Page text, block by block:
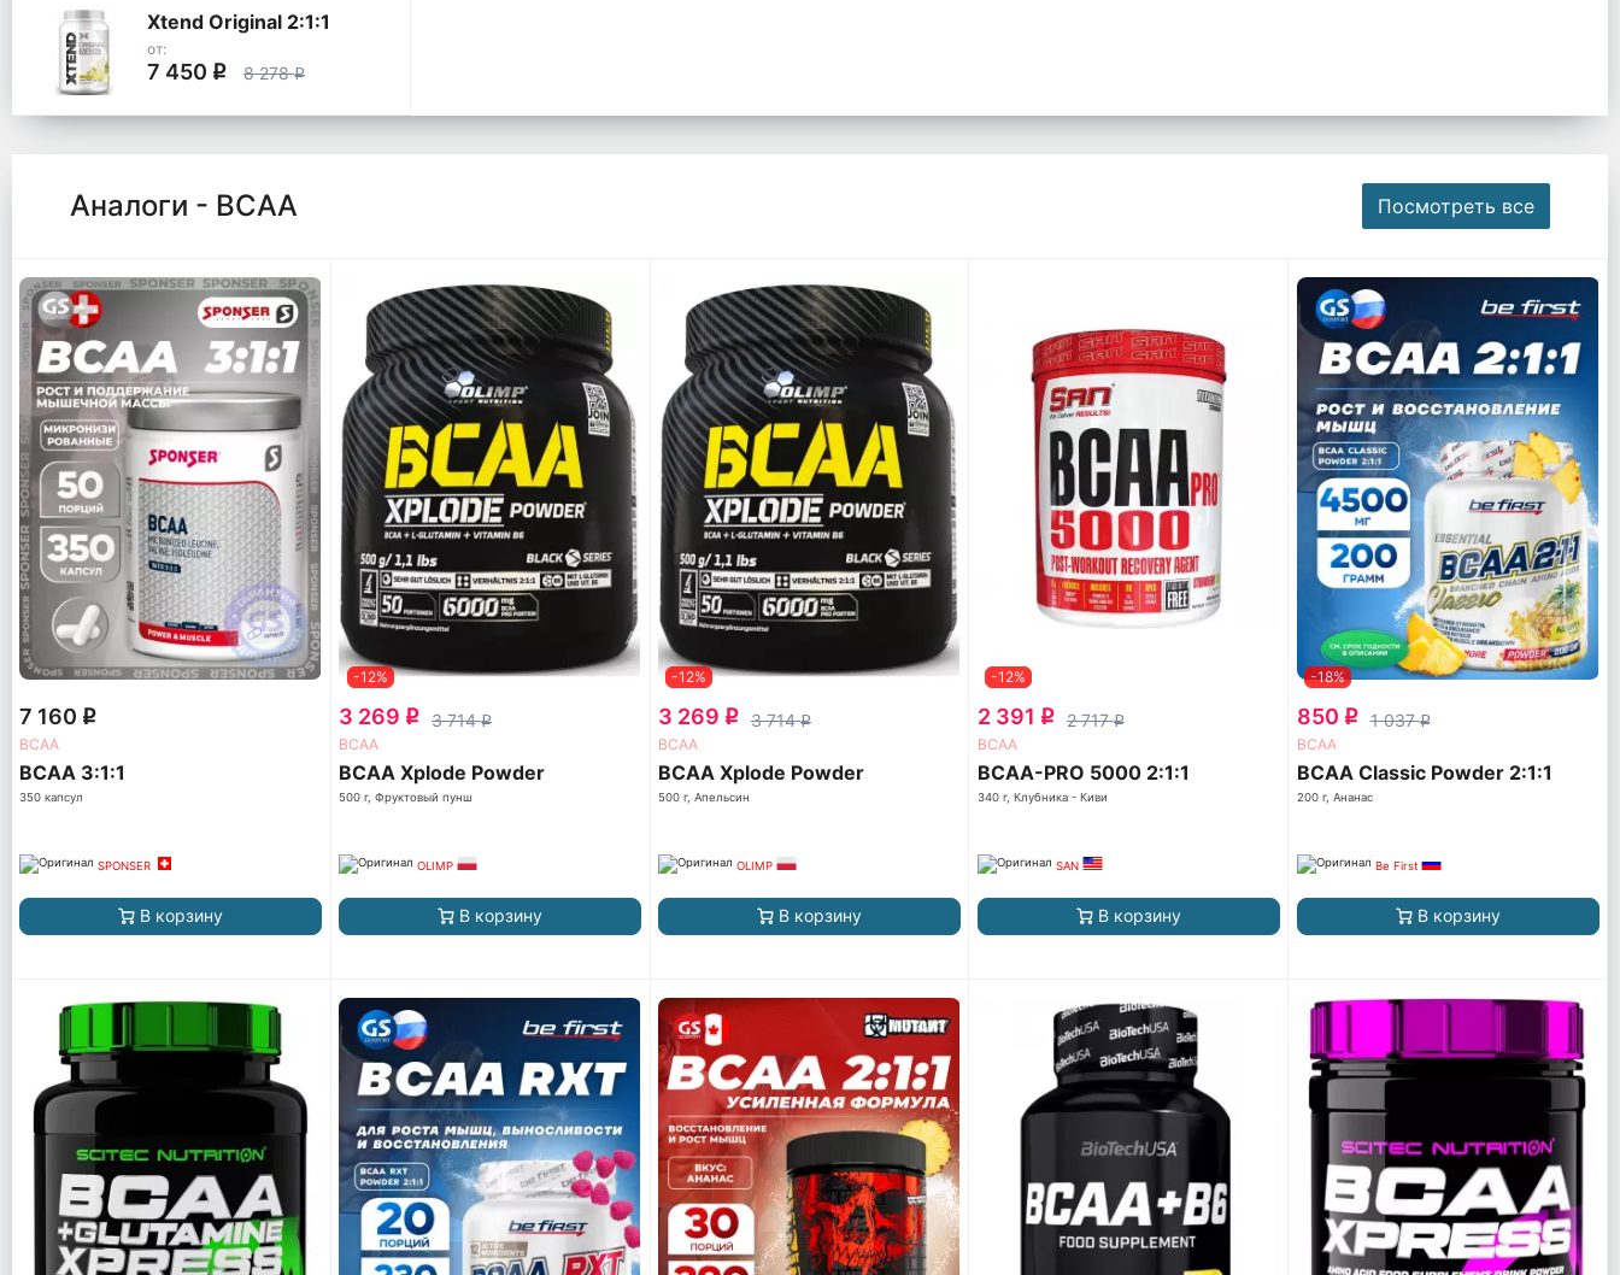
Xtend Original 2:1:1
от:
7 450 q 8 278q
Аналоги - ВСАА Посмотреть все
7 160 q
ВСАА
BCAA 3:1:1
350 капсул
SPONSER
В корзину
-12%
3 269 q 3 714q
ВСАА
BCAA Xplode Powder
500 г, Фруктовый пунш
OLIMP
В корзину
-12%
3 269 q 3 714q
ВСАА
BCAA Xplode Powder
500 г, Апельсин
OLIMP
В корзину
-12%
2 391 q 2 717q
ВСАА
BCAA-PRO 5000 2:1:1
340 г, Клубника - Киви
SAN
В корзину
-18%
850 q 1 037q
ВСАА
BCAA Classic Powder 2:1:1
200 г, Ананас
Be First
В корзину